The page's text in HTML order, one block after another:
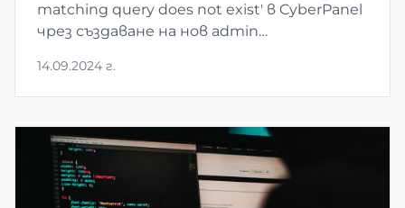
matching query does not exist' в CyberPanel
чрез създаване на нов admin
14.09.2024 г.